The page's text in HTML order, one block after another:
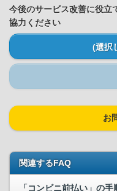
今後のサービス改善に役立
協力ください
(選択
お
関連するFAQ
「コンビニ前払い」の手